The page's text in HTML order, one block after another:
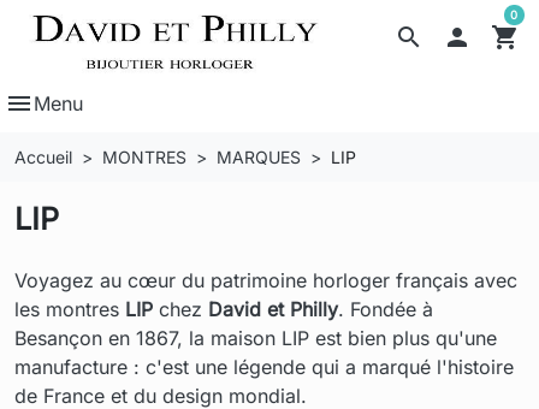
search  shopping_cart
0
menu Menu
Accueil MONTRES MARQUES LIP
LIP
Voyagez au cœur du patrimoine horloger français avec
les montres LIP chez David et Philly. Fondée à
Besançon en 1867, la maison LIP est bien plus qu'une
manufacture : c'est une légende qui a marqué l'histoire
de France et du design mondial.